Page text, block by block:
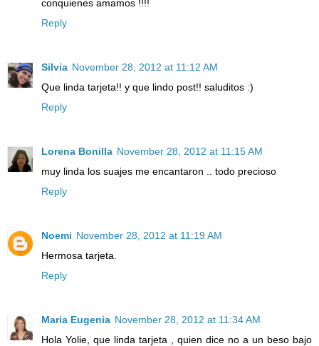
conquienes amamos !!!!
Reply
Silvia November 28, 2012 at 11:12 AM
Que linda tarjeta!! y que lindo post!! saluditos :)
Reply
Lorena Bonilla November 28, 2012 at 11:15 AM
muy linda los suajes me encantaron .. todo precioso
Reply
Noemi November 28, 2012 at 11:19 AM
Hermosa tarjeta.
Reply
Maria Eugenia November 28, 2012 at 11:34 AM
Hola Yolie, que linda tarjeta , quien dice no a un beso bajo